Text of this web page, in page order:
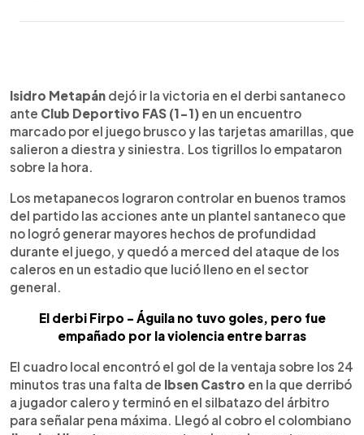
► Escuchar artículo
Isidro Metapán dejó ir la victoria en el derbi santaneco
ante Club Deportivo FAS (1-1) en un encuentro
marcado por el juego brusco y las tarjetas amarillas, que
salieron a diestra y siniestra. Los tigrillos lo empataron
sobre la hora.
Los metapanecos lograron controlar en buenos tramos
del partido las acciones ante un plantel santaneco que
no logró generar mayores hechos de profundidad
durante el juego, y quedó a merced del ataque de los
caleros en un estadio que lució lleno en el sector
general.
El derbi Firpo - Águila no tuvo goles, pero fue
empañado por la violencia entre barras
El cuadro local encontró el gol de la ventaja sobre los 24
minutos tras una falta de Ibsen Castro en la que derribó
a jugador calero y terminó en el silbatazo del árbitro
para señalar pena máxima. Llegó al cobro el colombiano